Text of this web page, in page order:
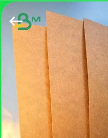
ДОМ
ПРОДУКТЫ
О
НАС
GUANGZHOU
BMPAPER
CO.,
LTD..
Reserved.